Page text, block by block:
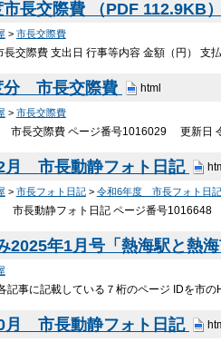
長交際費 （PDF 112.9KB）
> 市長交際費
長交際費 支出日 行事等内容 金額（円）
分 市長交際費 html
> 市長交際費
市長交際費 ページ番号1016029 更新日
月 市長動静フォト日記
> 市長フォト日記> 令和6年度 市長フォト日記
市長動静フォト日記 ページ番号
2025年1月号「熱海駅と熱
記事に記載している７桁のページ IDを市
月 市長動静フォト日記